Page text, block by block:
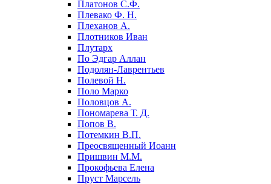
Платонов С.Ф.
Плевако Ф. Н.
Плеханов А.
Плотников Иван
Плутарх
По Эдгар Аллан
Подолян-Лаврентьев
Полевой Н.
Поло Марко
Половцов А.
Пономарева Т. Д.
Попов В.
Потемкин В.П.
Преосвященный Иоанн
Пришвин М.М.
Прокофьева Елена
Пруст Марсель